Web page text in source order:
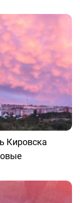
Кировска